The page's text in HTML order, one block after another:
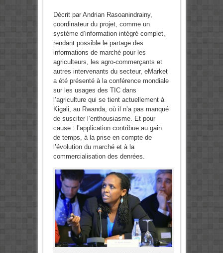
Décrit par Andrian Rasoanindrainy,
coordinateur du projet, comme un
système d’information intégré complet,
rendant possible le partage des
informations de marché pour les
agriculteurs, les agro-commerçants et
autres intervenants du secteur, eMarket
a été présenté à la conférence mondiale
sur les usages des TIC dans
l’agriculture qui se tient actuellement à
Kigali, au Rwanda, où il n’a pas manqué
de susciter l’enthousiasme. Et pour
cause : l’application contribue au gain
de temps, à la prise en compte de
l’évolution du marché et à la
commercialisation des denrées.